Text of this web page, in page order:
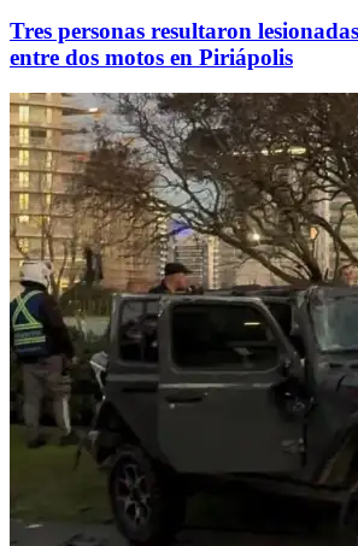
Tres personas resultaron
entre dos motos en Piriápolis